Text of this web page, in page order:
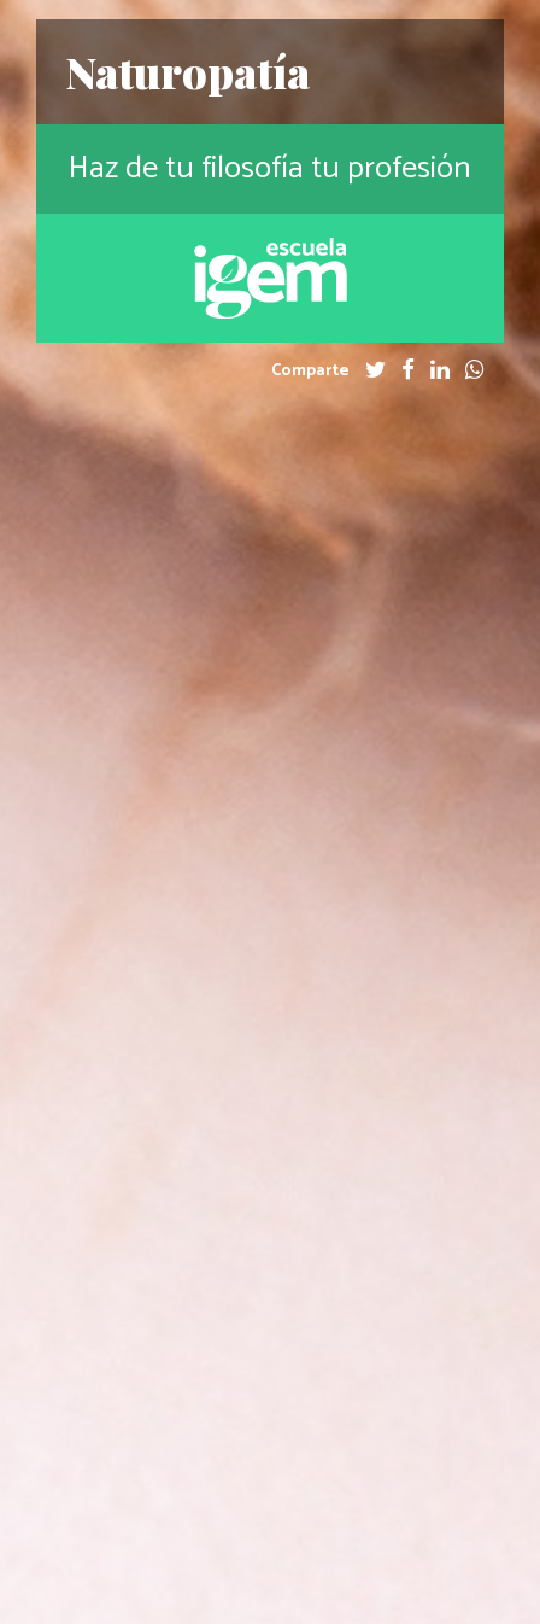
Naturopatía
Haz de tu filosofía tu profesión
Comparte